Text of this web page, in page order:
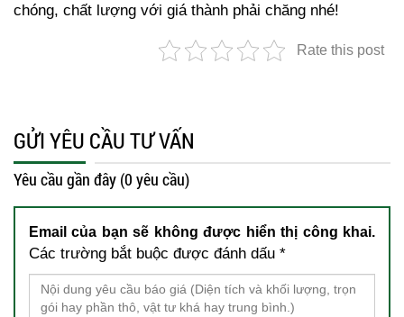
chóng, chất lượng với giá thành phải chăng nhé!
Rate this post
GỬI YÊU CẦU TƯ VẤN
Yêu cầu gần đây (0 yêu cầu)
Email của bạn sẽ không được hiển thị công khai.
Các trường bắt buộc được đánh dấu *